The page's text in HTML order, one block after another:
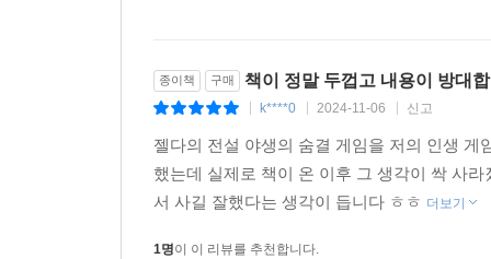
종이책 구매 책이 정말 두껍고 내용이 방대
k****0 2024-11-06 신고
젤다의 전설 야생의 숨결 게임을 저의 인생
했는데 실제로 책이 온 이후 그 생각이 싹 사
서 사길 잘했다는 생각이 듭니다 ㅎㅎ 더보기
1명이 이 리뷰를 추천합니다.